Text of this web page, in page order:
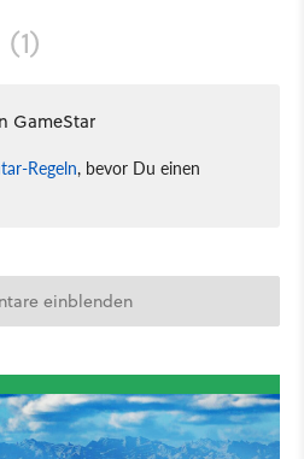
(1)
GameStar
Regeln, bevor Du einen
einblenden